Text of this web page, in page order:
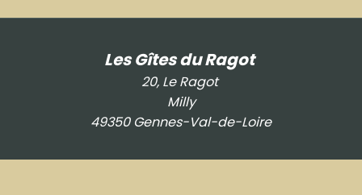
Les Gîtes du Ragot
20, Le Ragot
Milly
49350 Gennes-Val-de-Loire